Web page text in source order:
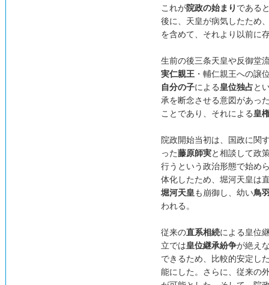
これが院政の始まり である
後に、天皇が病気したため
を含めて、それより以前に
生前の後三条天皇や反御堂
実仁親王 ・輔仁親王への譲
自分の子による皇位独占と
承を断念させる意図があっ
ことであり、それによる皇
院政開始当初は、国政に関
った藤原師実と相談して政
行うという政治形態で始め
体化したため、堀河天皇は
堀河天皇も崩御し、幼い鳥
われる。
従来の直系相続による皇位
立では皇位継承紛争が絶え
できるため、比較的安定し
能にした。さらに、従来の